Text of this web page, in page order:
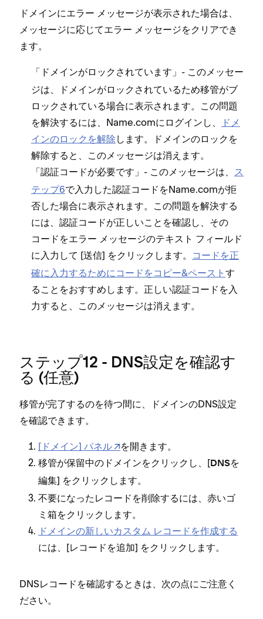
ドメインにエラ⁠ー メ⁠ッセ⁠ージが表示された場合は⁠、
メ⁠ッセ⁠ージに応じてエラ⁠ー メ⁠ッセ⁠ージをクリアでき
ます⁠。
「⁠ ドメインがロ⁠ックされています ⁠」- このメ⁠ッセ⁠ー
ジは⁠、ドメインがロ⁠ックされているため移管がブ
ロ⁠ックされている場合に表示されます⁠。この問題
を解決するには⁠、Name⁠.comにログインし⁠、
ドメ
インのロ⁠ックを解除 します⁠。ドメインのロ⁠ックを
解除すると⁠、このメ⁠ッセ⁠ージは消えます⁠。
「⁠認証コ⁠ードが必要です ⁠」- このメ⁠ッセ⁠ージは⁠、 ス
テ⁠ップ6で入力した認証コ⁠ードをName⁠.comが拒
否した場合に表示されます⁠。この問題を解決する
には⁠、認証コ⁠ードが正しいことを確認し⁠、その
コ⁠ードをエラ⁠ー メ⁠ッセ⁠ージのテキスト フ⁠ィ⁠ールド
に入力して [⁠送信⁠] をクリ⁠ックします⁠。 コ⁠ードを正
確に入力するためにコ⁠ードをコピ⁠ー&ペ⁠ースト す
ることをおすすめします⁠。正しい認証コ⁠ードを入
力すると⁠、このメ⁠ッセ⁠ージは消えます⁠。
ステ⁠ップ12 - DNS設定を確認す
る (⁠任意⁠)
移管が完了するのを待つ間に⁠、ドメインのDNS設定
を確認できます⁠。
[⁠ドメイン⁠] パネル
を開きます⁠。
移管が保留中のドメインをクリ⁠ックし⁠、[⁠DNSを
編集⁠] をクリ⁠ックします⁠。
不要にな⁠ったレコ⁠ードを削除するには⁠、赤いゴ
ミ箱をクリ⁠ックします⁠。
ドメインの新しいカスタム レコ⁠ードを作成する
には⁠、[⁠レコ⁠ードを追加⁠] をクリ⁠ックします⁠。
DNSレコ⁠ードを確認するときは⁠、次の点にご注意く
ださい⁠。